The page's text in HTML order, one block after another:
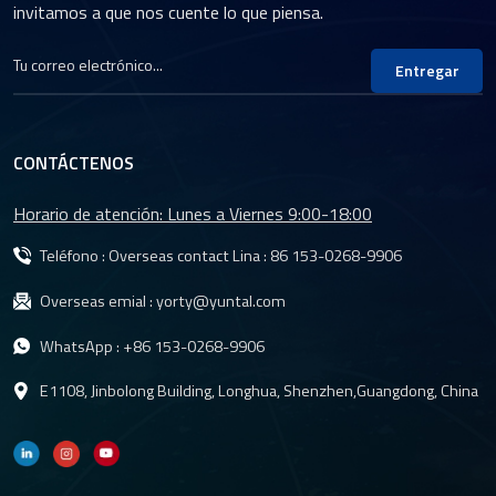
industriales, incluida la
de automatización y la
inspección de calidad.
invitamos a que nos cuente lo que piensa.
Entregar
CONTÁCTENOS
Horario de atención: Lunes a Viernes 9:00-18:00
Teléfono : Overseas contact Lina : 86 153-0268-9906
Overseas emial :yorty@yuntal.com
WhatsApp : +86 153-0268-9906
E1108, Jinbolong Building, Longhua, Shenzhen,Guangdong, China